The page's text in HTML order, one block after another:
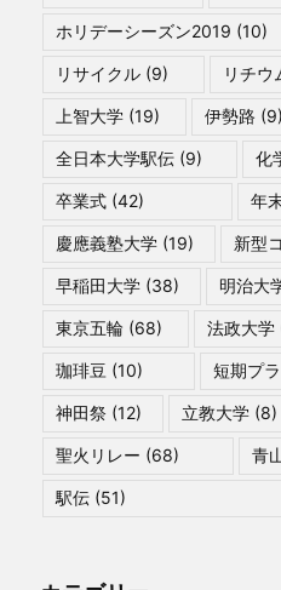
ホリデーシーズン2019 (10)
リサイクル (9) リチウ
上智大学 (19) 伊勢路 (9)
全日本大学駅伝 (9) 化
卒業式 (42) 年
慶應義塾大学 (19) 新型
早稲田大学 (38) 明治大
東京五輪 (68) 法政大学
珈琲豆 (10) 短期プ
神田祭 (12) 立教大学 (8)
聖火リレー (68) 青
駅伝 (51)